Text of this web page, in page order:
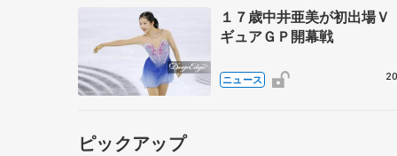
１７歳中井亜美が初出場
ギュアＧＰ開幕戦
ニュース
ピックアップ